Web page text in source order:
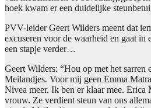
hoek kwam er een duidelijke
PVV-leider Geert Wilders meent dat
excuseren voor de waarheid en gaat in
een stapje verder…
Geert Wilders: “Hou op met het sarren
Meilandjes. Voor mij geen Emma
Nivea meer. Ik ben er klaar mee. Erica
vrouw. Ze verdient steun van ons